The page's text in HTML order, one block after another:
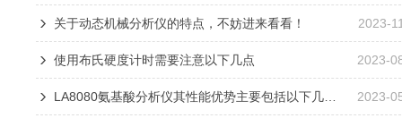
关于动态机械分析仪的特点，不妨进来看看！ 2023-
使用布氏硬度计时需要注意以下几点 2023-
2023-